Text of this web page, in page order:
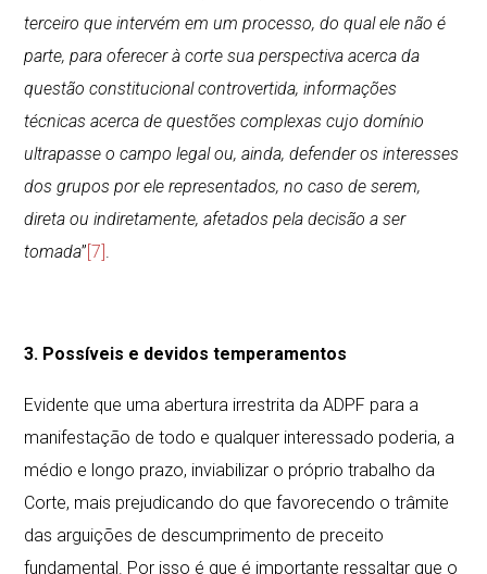
terceiro que intervém em um processo, do qual ele não é
parte, para oferecer à corte sua perspectiva acerca da
questão constitucional controvertida, informações
técnicas acerca de questões complexas cujo domínio
ultrapasse o campo legal ou, ainda, defender os interesses
dos grupos por ele representados, no caso de serem,
direta ou indiretamente, afetados pela decisão a ser
tomada”[7].
3. Possíveis e devidos temperamentos
Evidente que uma abertura irrestrita da ADPF para a
manifestação de todo e qualquer interessado poderia, a
médio e longo prazo, inviabilizar o próprio trabalho da
Corte, mais prejudicando do que favorecendo o trâmite
das arguições de descumprimento de preceito
fundamental. Por isso é que é importante ressaltar que o